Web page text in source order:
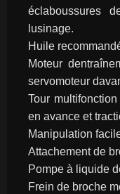
éclaboussures
lusinage.
Huile
Moteur
servomoteur
Tour
en avance et
Manipulation
Attachement de
Pompe à liquide
Frein de broche